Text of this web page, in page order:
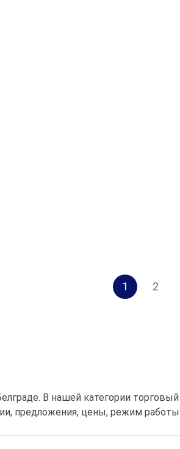
1 2
В нашей категории
предложения, цены, режим